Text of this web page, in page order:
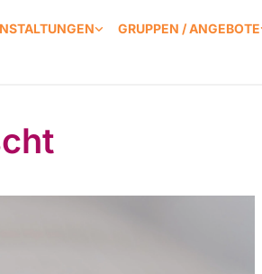
GRUPPEN / ANGEBOTE